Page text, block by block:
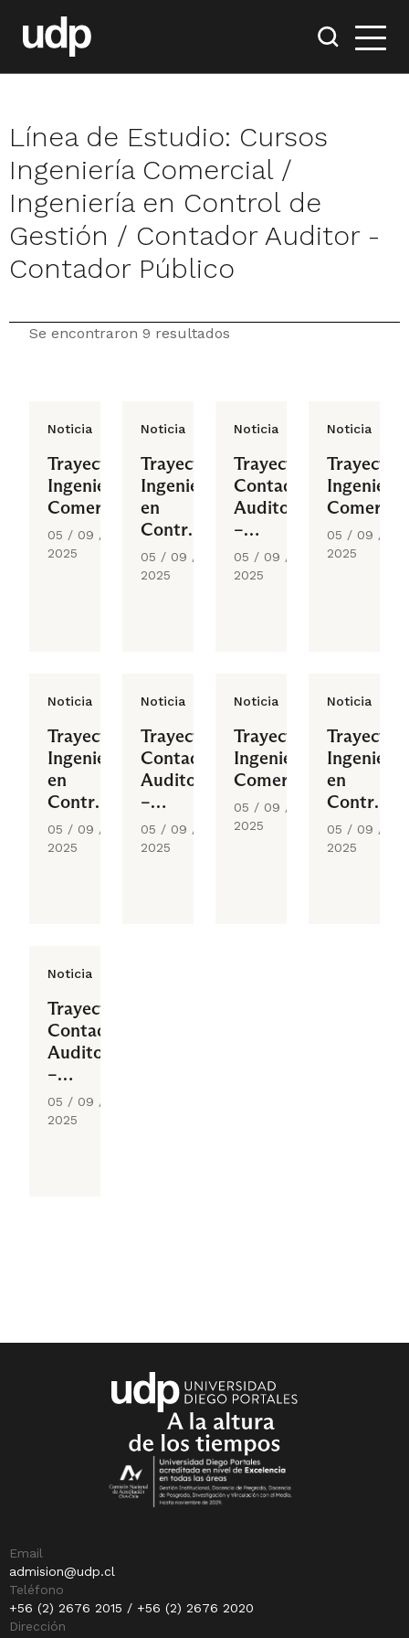
Línea de Estudio: Cursos
Ingeniería Comercial /
Ingeniería en Control de
Gestión / Contador Auditor -
Contador Público
Se encontraron 9 resultados
Noticia
Trayectoria
Ingeniería
Comercial
05 / 09 /
2025
Noticia
Trayectoria
Ingeniería
en
Control
de
Gestión
05 / 09 /
2025
Noticia
Trayectoria
Contador
Auditor
–
Contador
Público
05 / 09 /
2025
Noticia
Ingeniería
Comercial
05 / 09 /
2025
Noticia
Trayectoria
Ingeniería
en
Control
de
Gestión
05 / 09 /
2025
Noticia
Trayectoria
Contador
Auditor
–
Contador
Público
05 / 09 /
2025
Noticia
Trayectoria
Ingeniería
Comercial
05 / 09 /
2025
Noticia
Ingeniería
en
Control
de
Gestión
05 / 09 /
2025
Noticia
Trayectoria
Contador
Auditor
–
Contador
Público
05 / 09 /
2025
Email
admision@udp.cl
Teléfono
+56 (2) 2676 2015 / +56 (2) 2676 2020
Dirección